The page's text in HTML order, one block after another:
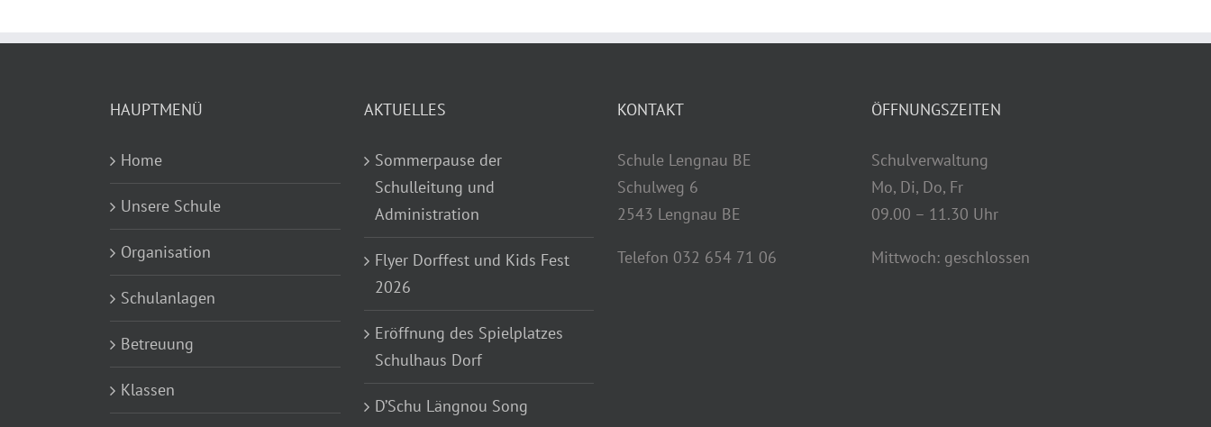
HAUPTMENÜ
Home
Unsere Schule
Organisation
Schulanlagen
Betreuung
Klassen
AKTUELLES
Sommerpause der
Schulleitung und
Administration
Flyer Dorffest und Kids Fest
2026
Eröffnung des Spielplatzes
Schulhaus Dorf
D’Schu Längnou Song
KONTAKT
Schule Lengnau BE
Schulweg 6
2543 Lengnau BE
Telefon 032 654 71 06
ÖFFNUNGSZEITEN
Schulverwaltung
Mo, Di, Do, Fr
09.00 – 11.30 Uhr
Mittwoch: geschlossen